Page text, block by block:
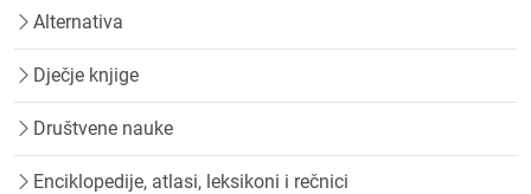
Alternativa
Dječje knjige
Društvene nauke
Enciklopedije, atlasi, leksikoni i rečnici